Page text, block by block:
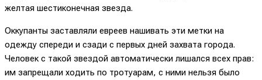
желтая шестиконечная звезда.
Оккупанты заставляли евреев нашивать эти метки на
одежду спереди и сзади с первых дней захвата города.
Человек с такой звездой автоматически лишался всех прав:
им запрещали ходить по тротуарам, с ними нельзя было